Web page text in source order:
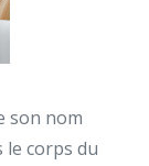
son nom
le corps du